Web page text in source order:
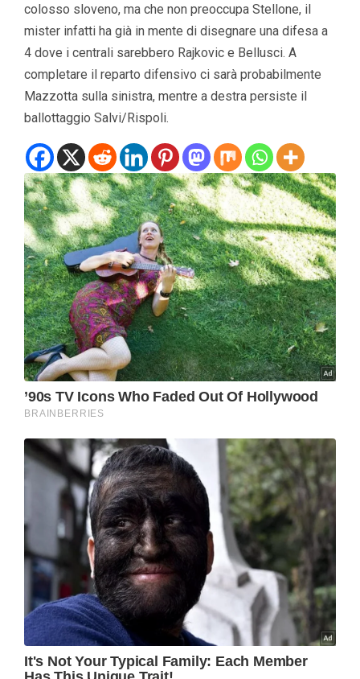
colosso sloveno, ma che non preoccupa Stellone, il
mister infatti ha già in mente di disegnare una difesa a
4 dove i centrali sarebbero Rajkovic e Bellusci. A
completare il reparto difensivo ci sarà probabilmente
Mazzotta sulla sinistra, mentre a destra persiste il
ballottaggio Salvi/Rispoli.